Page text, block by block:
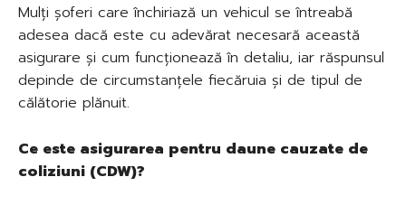
Mulți șoferi care închiriază un vehicul se întreabă
adesea dacă este cu adevărat necesară această
asigurare și cum funcționează în detaliu, iar răspunsul
depinde de circumstanțele fiecăruia și de tipul de
călătorie plănuit.
Ce este asigurarea pentru daune cauzate de
coliziuni (CDW)?